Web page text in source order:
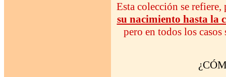
Esta colección se
su nacimiento hasta la
pero en todos los